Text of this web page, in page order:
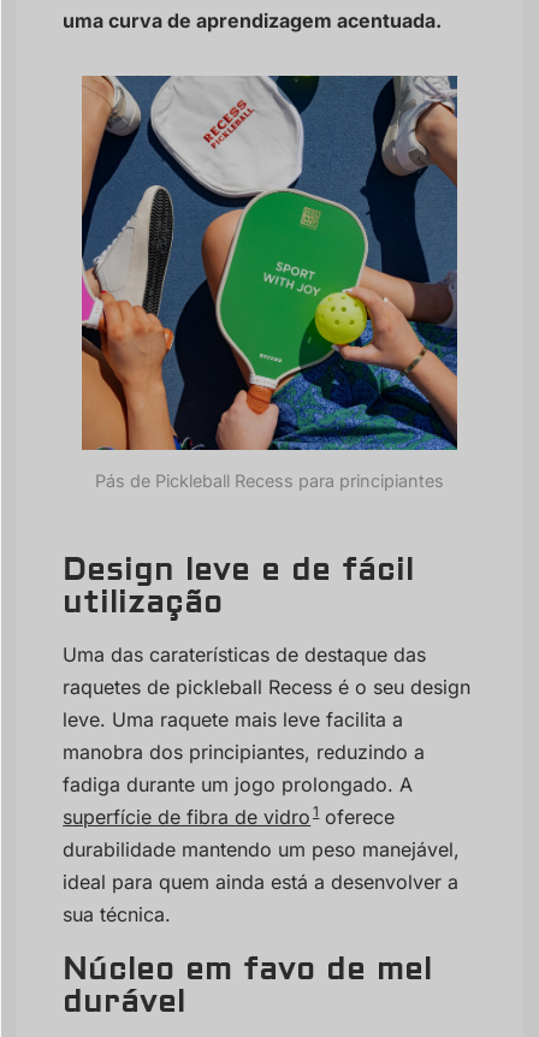
uma curva de aprendizagem acentuada.
Pás de Pickleball Recess para principiantes
Design leve e de fácil
utilização
Uma das caraterísticas de destaque das
raquetes de pickleball Recess é o seu design
leve. Uma raquete mais leve facilita a
manobra dos principiantes, reduzindo a
fadiga durante um jogo prolongado. A
superfície de fibra de vidro 1oferece
durabilidade mantendo um peso manejável,
ideal para quem ainda está a desenvolver a
sua técnica.
Núcleo em favo de mel
durável